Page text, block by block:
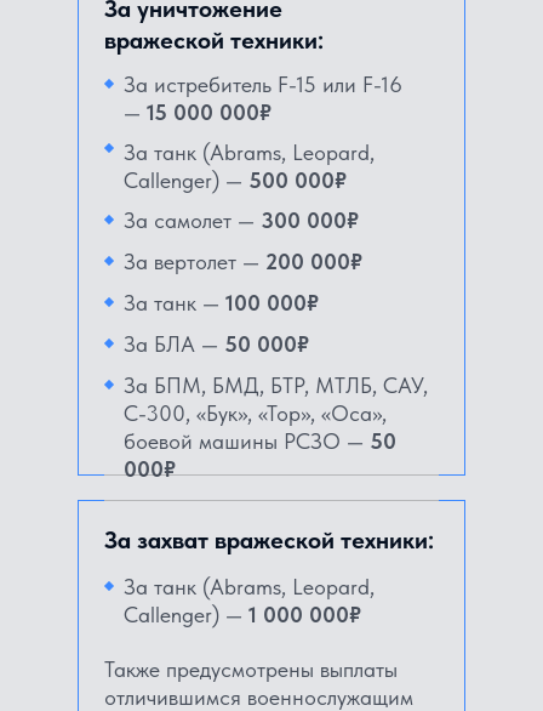
За уничтожение
вражеской техники:
За захват вражеской техники:
За истребитель F-15 или F-16
— 15 000 000₽
За танк (Abrams, Leopard,
Callenger) — 1 000 000₽
Также предусмотрены выплаты
отличившимся военнослужащим
За танк (Abrams, Leopard,
Callenger) — 500 000₽
За самолет — 300 000₽
За вертолет — 200 000₽
За танк — 100 000₽
За БЛА — 50 000₽
За БПМ, БМД, БТР, МТЛБ, САУ,
С-300, «Бук», «Тор», «Оса»,
боевой машины РСЗО — 50
000₽